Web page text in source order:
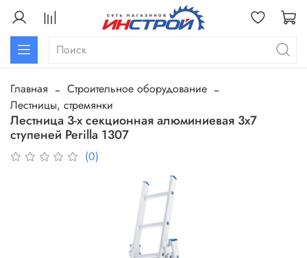
Главная
Строительное оборудование
Лестницы, стремянки
Лестница 3-х секционная алюминиевая 3х7
ступеней Perilla 1307
(0)